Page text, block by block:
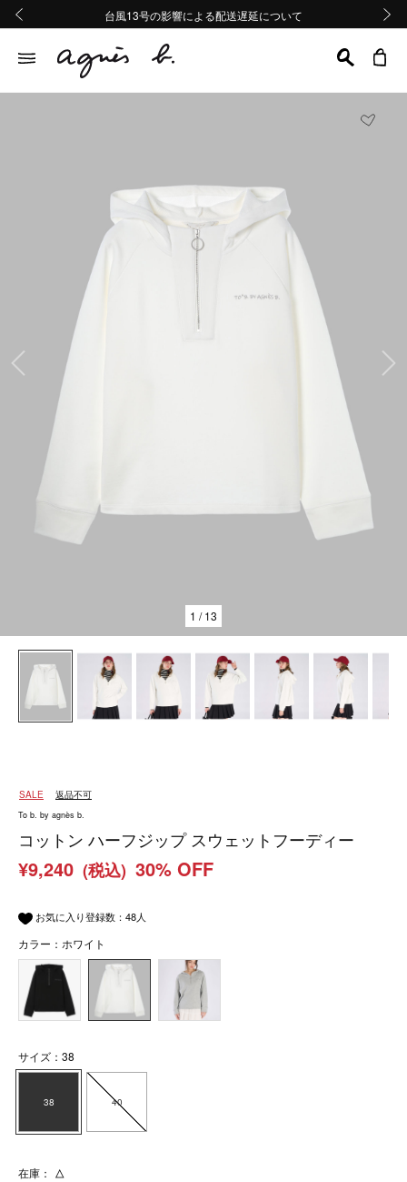
熊本地域地震の影響による配送遅延について
Summer Sale 2buy10%OFF!!
台風13号の影響による配送遅延について
熊本地域地震の影響による配送遅延について
Summer Sale 2buy10%OFF!!
前の画像
1 / 13
SALE 返品不可
To b. by agnès b.
コットン ハーフジップ スウェットフーディー
¥9,240 (税込) 30% OFF
お気に入り登録数： 48人
カラー：ホワイト
サイズ：38
38 40
在庫： △